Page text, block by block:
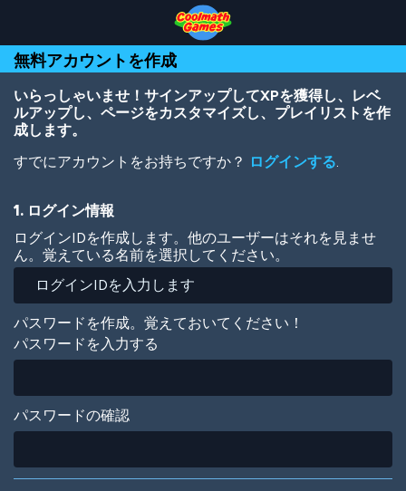
Top
of
Page
Navigation
Main
Content
Footer
ン
コ
ン
移
無料アカウントを作成
いらっしゃいませ！サインアップしてXPを獲得し、レベ
ルアップし、ページをカスタマイズし、プレイリストを作
成します。
すでにアカウントをお持ちですか？ ログインする.
1. ログイン情報
ログインIDを作成します。他のユーザーはそれを見ませ
ん。覚えている名前を選択してください。
パスワードを作成。覚えておいてください！
パスワードを入力する
パスワードの確認